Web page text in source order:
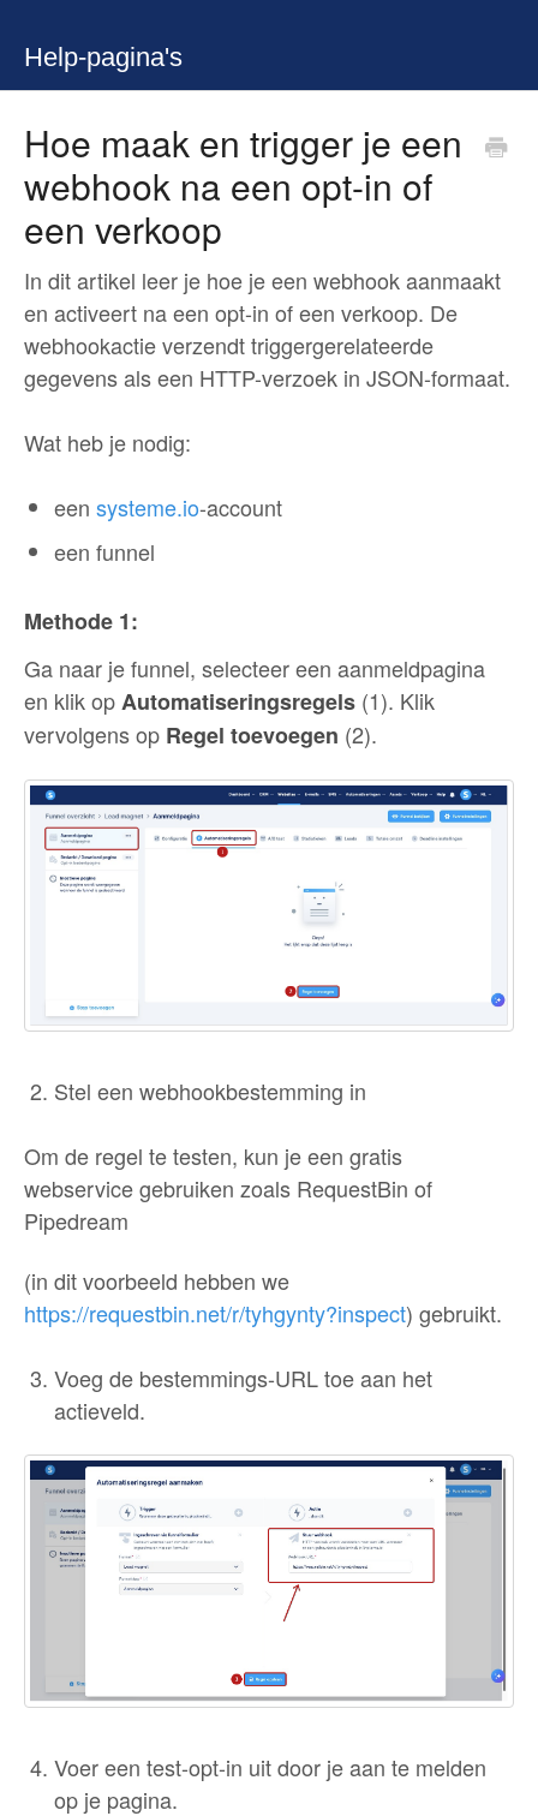
Help-pagina's
Hoe maak en trigger je een
webhook na een opt-in of
een verkoop
In dit artikel leer je hoe je een webhook aanmaakt
en activeert na een opt-in of een verkoop. De
webhookactie verzendt triggergerelateerde
gegevens als een HTTP-verzoek in JSON-formaat.
Wat heb je nodig:
een systeme.io-account
een funnel
Methode 1:
Ga naar je funnel, selecteer een aanmeldpagina
en klik opAutomatiseringsregels (1). Klik
vervolgens op Regel toevoegen (2).
Stel een webhookbestemming in
Om de regel te testen, kun je een gratis
webservice gebruiken zoals RequestBin of
Pipedream
(in dit voorbeeld hebben we
https://requestbin.net/r/tyhgynty?inspect) gebruikt.
Voeg de bestemmings-URL toe aan het
actieveld.
Voer een test-opt-in uit door je aan te melden
op je pagina.